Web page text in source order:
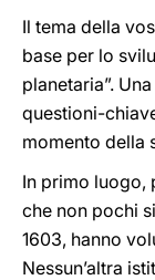
Il tema della
base per lo
planetaria”.
questioni-
momento della
In primo luogo,
che non pochi
1603, hanno
Nessun’altra